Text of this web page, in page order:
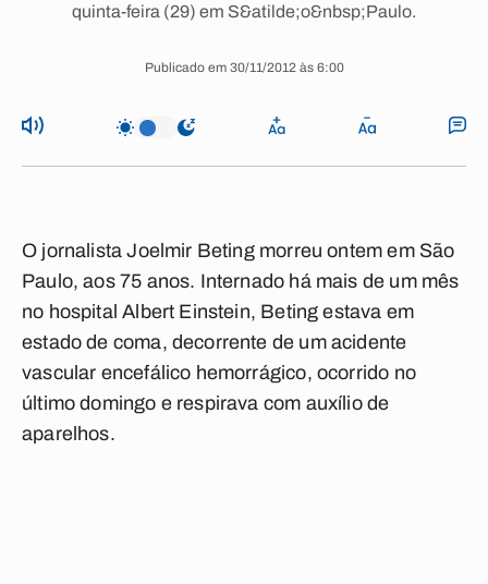
quinta-feira (29) em S&atilde;o&nbsp;Paulo.
Publicado em 30/11/2012 às 6:00
O jornalista Joelmir Beting morreu ontem em São
Paulo, aos 75 anos. Internado há mais de um mês
no hospital Albert Einstein, Beting estava em
estado de coma, decorrente de um acidente
vascular encefálico hemorrágico, ocorrido no
último domingo e respirava com auxílio de
aparelhos.